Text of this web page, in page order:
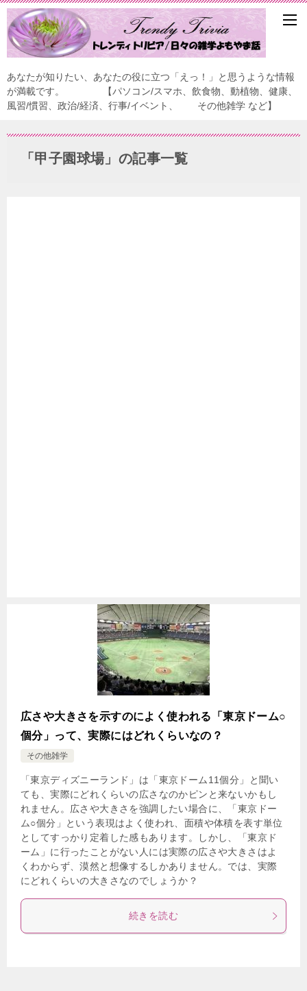
あなたが知りたい、あなたの役に立つ「えっ！」と思うような情報
が満載です。 【パソコン/スマホ、飲食物、動植物、健康、
風習/慣習、政治/経済、行事/イベント、 その他雑学 など】
「甲子園球場」の記事一覧
広さや大きさを示すのによく使われる「東京ドーム○
個分」って、実際にはどれくらいなの？
その他雑学
「東京ディズニーランド」は「東京ドーム11個分」と聞い
ても、実際にどれくらいの広さなのかピンと来ないかもし
れません。広さや大きさを強調したい場合に、「東京ドー
ム○個分」という表現はよく使われ、面積や体積を表す単位
としてすっかり定着した感もあります。しかし、「東京ド
ーム」に行ったことがない人には実際の広さや大きさはよ
くわからず、漠然と想像するしかありません。では、実際
にどれくらいの大きさなのでしょうか？
続きを読む